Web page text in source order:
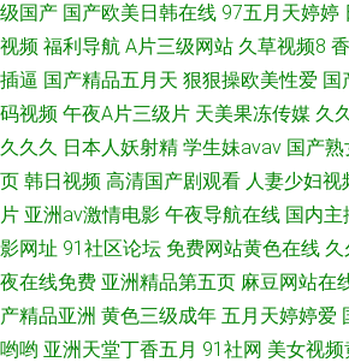
级国产 国产欧美日韩在线 97五月天婷婷
视频 福利导航 A片三级网站 久草视频8
插逼 国产精品五月天 狠狠操欧美性爱 国
码视频 午夜A片三级片 天美果冻传媒 久
久久久 日本人妖射精 学生妹avav 国产
页 韩日视频 高清国产剧观看 人妻少妇视
片 亚洲av激情电影 午夜导航在线 国内主
影网址 91社区论坛 免费网站黄色在线 久
夜在线免费 亚洲精品第五页 麻豆网站在
产精品亚洲 黄色三级成年 五月天婷婷爱
哟哟 亚洲天堂丁香五月 91社网 美女视